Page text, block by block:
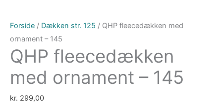
Forside / Dækken str. 125 / QHP fleecedækken med
ornament – 145
QHP fleecedækken
med ornament – 145
kr. 299,00